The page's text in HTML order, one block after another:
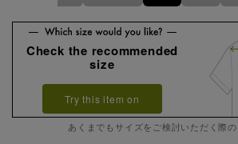
Check the recommended
size
Try this item on
あくまでもサイズをご検討いただく際の